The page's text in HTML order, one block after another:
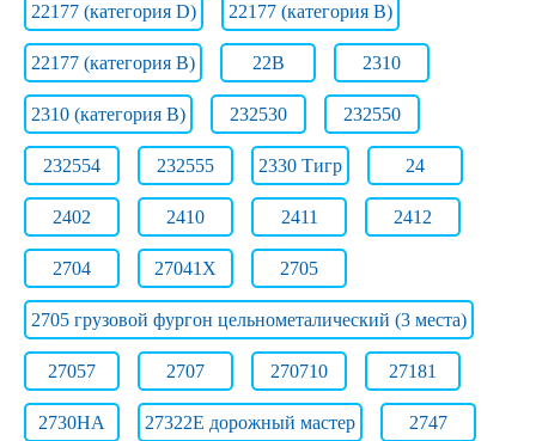
22177 (категория D) 22177 (категория В)
22177 (категория В) 22B 2310
2310 (категория B) 232530 232550
232554 232555 2330 Тигр 24
2402 2410 2411 2412
2704 27041Х 2705
2705 грузовой фургон цельнометалический (3 места)
27057 2707 270710 27181
2730НА 27322E дорожный мастер 2747